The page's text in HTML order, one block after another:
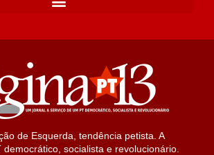
de Esquerda, tendência petista. A
socialista e revolucionário.